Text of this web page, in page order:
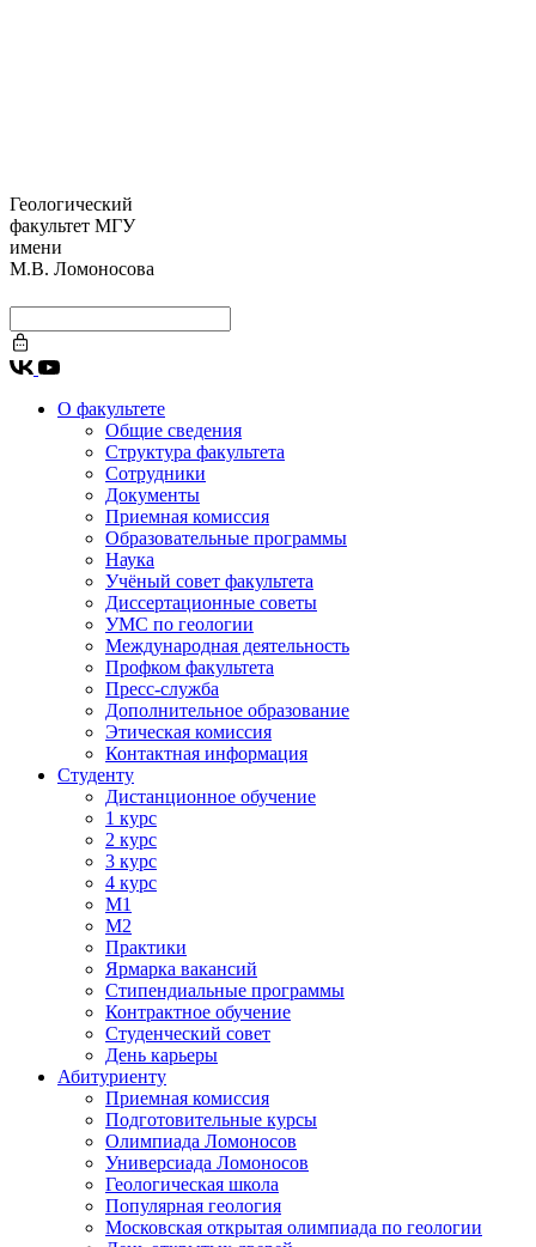
Геологический
факультет МГУ
имени
М.В. Ломоносова
О факультете
Общие сведения
Структура факультета
Сотрудники
Документы
Приемная комиссия
Образовательные программы
Наука
Учёный совет факультета
Диссертационные советы
УМС по геологии
Международная деятельность
Профком факультета
Пресс-служба
Дополнительное образование
Этическая комиссия
Контактная информация
Студенту
Дистанционное обучение
1 курс
2 курс
3 курс
4 курс
М1
М2
Практики
Ярмарка вакансий
Стипендиальные программы
Контрактное обучение
Студенческий совет
День карьеры
Абитуриенту
Приемная комиссия
Подготовительные курсы
Олимпиада Ломоносов
Универсиада Ломоносов
Геологическая школа
Популярная геология
Московская открытая олимпиада по геологии